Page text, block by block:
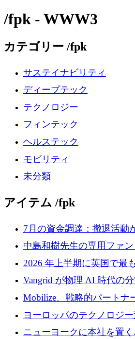
/fpk - WWW3
カテゴリー /fpk
サステイナビリティ
ディープテック
テクノロジー
フィンテック
ヘルステック
モビリティ
未分類
アイテム /fpk
7月の資金調達：撤退活動
の新興企業が86億ユーロを
中島和樹先生の専用ファ
い評価を得ています！
年を記念して、受講生の
されました！
2026 年上半期に英国で最
ノロジー企業
Vangrid が物理 AI 時代の
ジェンス ネットワークを
万ドルのシードを調達
Mobilize、戦略的パートナ
信ソフトウェア会社を拡大
ヨーロッパのテクノロジ
額 8 億 7,800 万ユーロと
ニューヨークに本社を置